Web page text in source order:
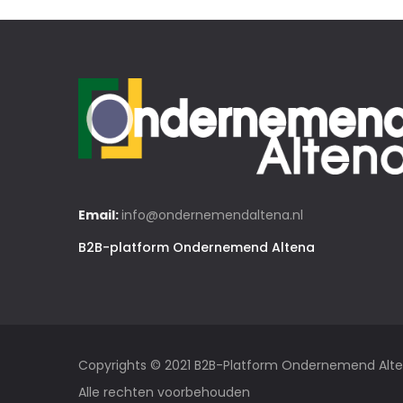
Email:info@ondernemendaltena.nl
B2B-platform Ondernemend Altena
Copyrights © 2021 B2B-Platform Ondernemend
Alle rechten voorbehouden